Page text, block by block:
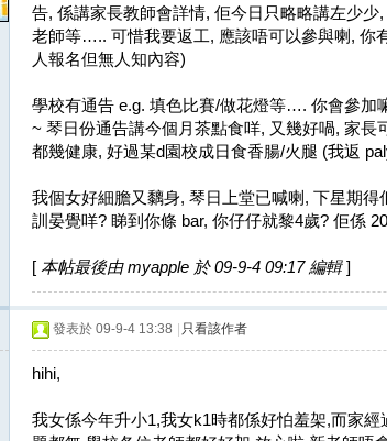
告, 係講家長教師會詳情, 佢今日只略略講左少
老師等….. 可惜我要返工, 應該唔可以參與喇, 你
人報名但無人知內容)
學校有通告 e.g. 填色比賽/做花燈等…. 你會參加
~ 琴日份通告講今個月茶點食咩, 又幾好喎, 家長
都幾健康, 好過某d園校成日食香腸/火腿 (我返
我個女好細膽又黐身, 琴日上堂已喊喇, 下星期
訓晏覺咩? 睇到你條 bar, 你仔仔就黎4歲? 佢係
[ 本帖最後由 myapple 於 09-9-4 09:17 編輯]
發表於 09-9-4 13:38 只看該作者
hihi,
我女係今年升小1,我女k1時都係好怕羞架,而家